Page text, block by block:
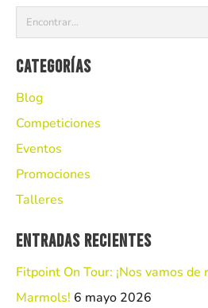
Categorías
Blog
Competiciones
Eventos
Promociones
Talleres
Entradas recientes
Fitpoint On Tour: ¡Nos vamos de
Marmols! 6 mayo 2026